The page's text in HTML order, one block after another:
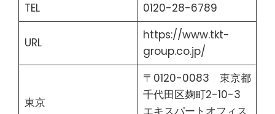
TEL
0120-28-6789
URL
https://www.tkt-
group.co.jp/
東京
〒0120-0083 東京都
千代田区麹町2-10-3
エキスパートオフィス